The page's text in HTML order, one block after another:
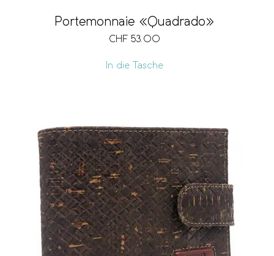
Portemonnaie «Quadrado»
CHF 53.00
In die Tasche